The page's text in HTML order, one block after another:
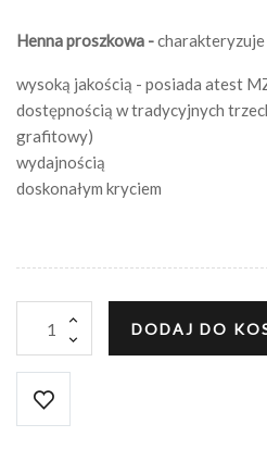
Henna proszkowa -charakteryzuje
wysoką jakością - posiada atest
dostępnością w tradycyjnych
grafitowy)
wydajnością
doskonałym kryciem
DODAJ DO